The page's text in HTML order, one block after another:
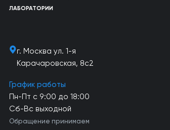
ЛАБОРАТОРИИ
г. Москва ул. 1-я
Карачаровская, 8с2
График работы
Пн-Пт с 9:00 до 18:00
Сб-Вс выходной
Обращение принимаем